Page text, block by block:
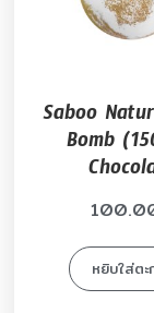
Saboo
Bomb
หยิบใส่ตะ